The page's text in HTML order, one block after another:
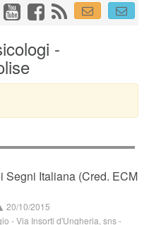
-
Segni Italiana (Cred. ECM
20/10/2015
-Via Insorti d'Ungheria, sns-